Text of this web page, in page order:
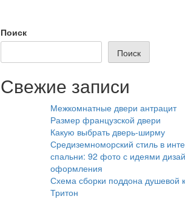
Поиск
Поиск
Свежие записи
Межкомнатные двери антрацит
Размер французской двери
Какую выбрать дверь-ширму
Средиземноморский стиль в
спальни: 92 фото с идеями
оформления
Схема сборки поддона душевой
Тритон